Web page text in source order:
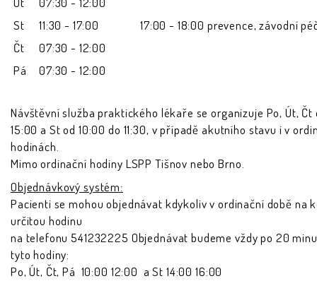
St
11:30 - 17:00
17:00 - 18:00 prevence, závodní
Čt
07:30 - 12:00
Pá
07:30 - 12:00
Návštěvní služba praktického lékaře se organizuje Po, Út, Čt
15:00 a St od 10:00 do 11:30, v případě akutního stavu i v
hodinách.
Mimo ordinační hodiny LSPP Tišnov nebo Brno.
Objednávkový systém:
Pacienti se mohou objednávat kdykoliv v ordinační době na
určitou hodinu
na telefonu 541232225 Objednávat budeme vždy po 20
tyto hodiny:
Po, Út, Čt, Pá 10:00 12:00 a St 14:00 16:00